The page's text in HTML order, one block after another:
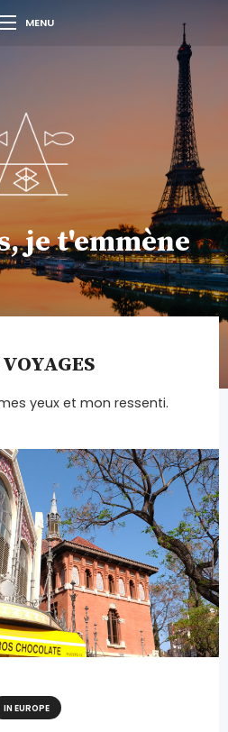
MENU
je t'emmène
yeux et mon ressenti.
IN EUROPE